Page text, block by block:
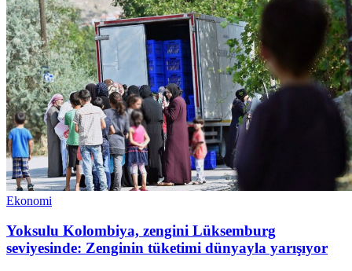
Ekonomi
Yoksulu Kolombiya, zengini Lüksemburg
seviyesinde: Zenginin tüketimi dünyayla yarışıyor